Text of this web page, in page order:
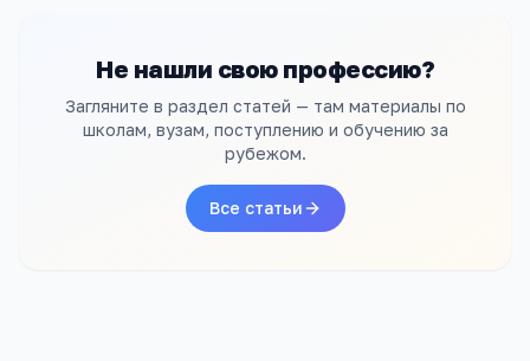
Не нашли свою профессию?
Загляните в раздел статей — там материалы по
школам, вузам, поступлению и обучению за
рубежом.
Все статьи